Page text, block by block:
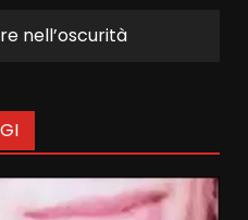
nell’oscurità